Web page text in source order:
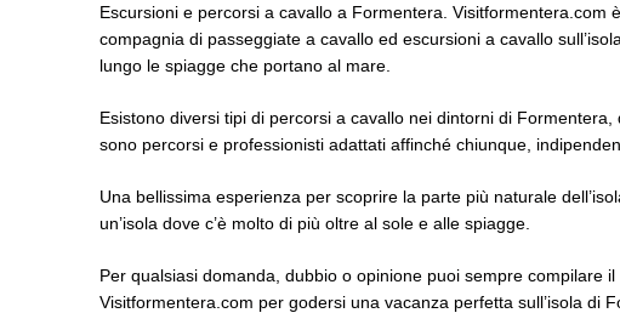
Escursioni e percorsi a cavallo a Formentera.
compagnia di passeggiate a cavallo ed escursioni a cavallo
lungo le spiagge che portano al mare.
Esistono diversi tipi di percorsi a cavallo nei dintorni di
sono percorsi e professionisti adattati affinché chiunque,
Una bellissima esperienza per scoprire la parte più naturale
un’isola dove c’è molto di più oltre al sole e alle spiagge.
Per qualsiasi domanda, dubbio o opinione puoi sempre compilare
Visitformentera.com per godersi una vacanza perfetta sull’isola di